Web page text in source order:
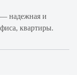
надежная и
квартиры.